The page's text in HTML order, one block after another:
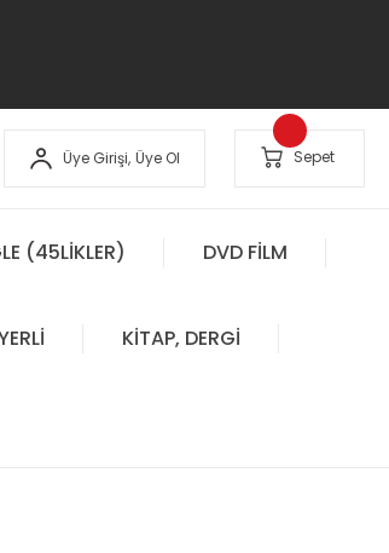
Üye Girişi, Üye Ol Sepet
(45LİKLER) DVD FİLM
KİTAP, DERGİ